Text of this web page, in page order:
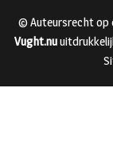
© Auteursrecht op
Vught.nu